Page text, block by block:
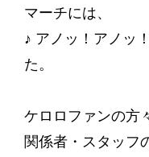
マーチには、
♪ アノッ！アノッ
た。
ケロロファンの方
関係者・スタッフ